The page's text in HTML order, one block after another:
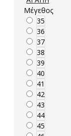
Μέγεθος
35
36
37
38
39
40
41
42
43
44
45